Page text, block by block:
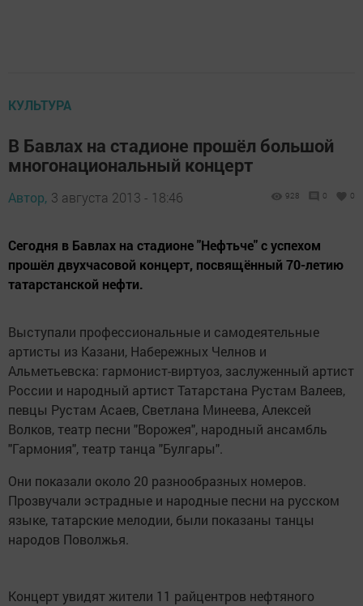
КУЛЬТУРА
В Бавлах на стадионе прошёл большой
многонациональный концерт
Автор, 3 августа 2013 - 18:46 928 0 0
Сегодня в Бавлах на стадионе "Нефтьче" с успехом
прошёл двухчасовой концерт, посвящённый 70-летию
татарстанской нефти.
Выступали профессиональные и самодеятельные
артисты из Казани, Набережных Челнов и
Альметьевска: гармонист-виртуоз, заслуженный артист
России и народный артист Татарстана Рустам Валеев,
певцы Рустам Асаев, Светлана Минеева, Алексей
Волков, театр песни "Ворожея", народный ансамбль
"Гармония", театр танца "Булгары".
Они показали около 20 разнообразных номеров.
Прозвучали эстрадные и народные песни на русском
языке, татарские мелодии, были показаны танцы
народов Поволжья.
Концерт увидят жители 11 райцентров нефтяного